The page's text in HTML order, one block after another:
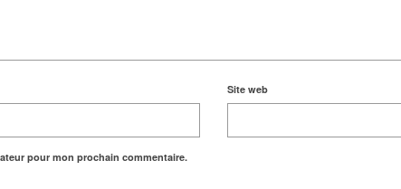
Site web
pour mon prochain commentaire.